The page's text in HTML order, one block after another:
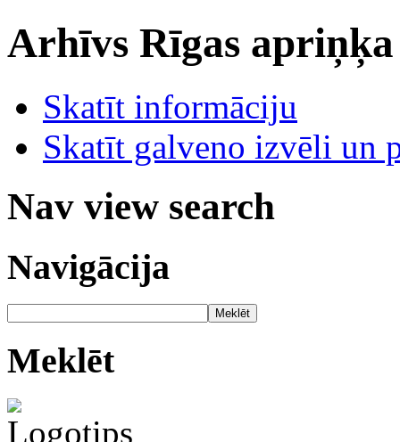
Arhīvs Rīgas
Skatīt informāciju
Skatīt galveno izvēli un
Nav view search
Navigācija
Meklēt
Meklēt